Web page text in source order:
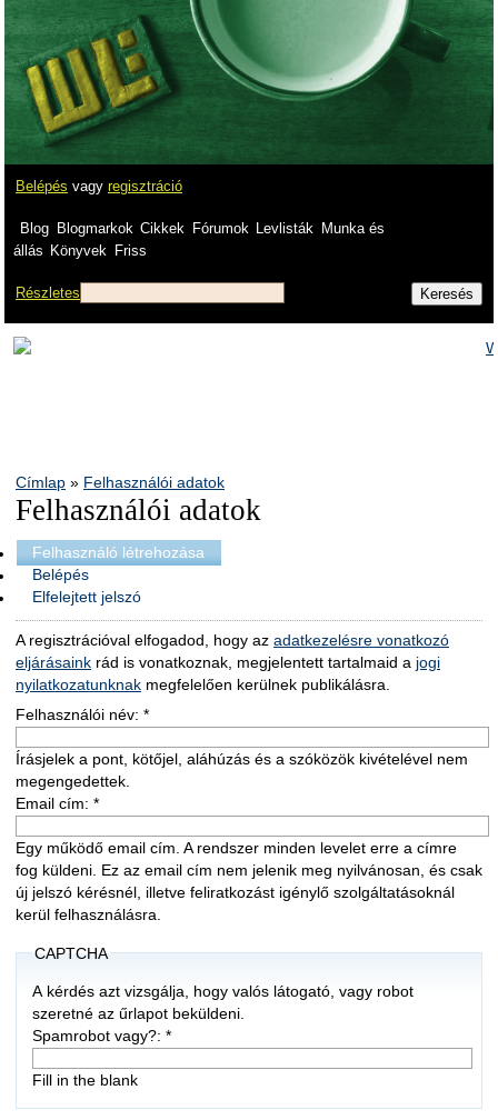
Belépés vagy regisztráció
Blog Blogmarkok Cikkek Fórumok Levlisták
Munka és
állás Könyvek Friss
Részletes
Címlap » Felhasználói adatok
Felhasználói adatok
Felhasználó létrehozása
Belépés
Elfelejtett jelszó
A regisztrációval elfogadod, hogy az adatkezelésre vonatkozó
eljárásaink rád is vonatkoznak, megjelentett tartalmaid a jogi
nyilatkozatunknak megfelelően kerülnek publikálásra.
Felhasználói név: *
Írásjelek a pont, kötőjel, aláhúzás és a szóközök kivételével nem
megengedettek.
Email cím: *
Egy működő email cím. A rendszer minden levelet erre a címre
fog küldeni. Ez az email cím nem jelenik meg nyilvánosan, és csak
új jelszó kérésnél, illetve feliratkozást igénylő szolgáltatásoknál
kerül felhasználásra.
CAPTCHA
A kérdés azt vizsgálja, hogy valós látogató, vagy robot
szeretné az űrlapot beküldeni.
Spamrobot vagy?:*
Fill in the blank